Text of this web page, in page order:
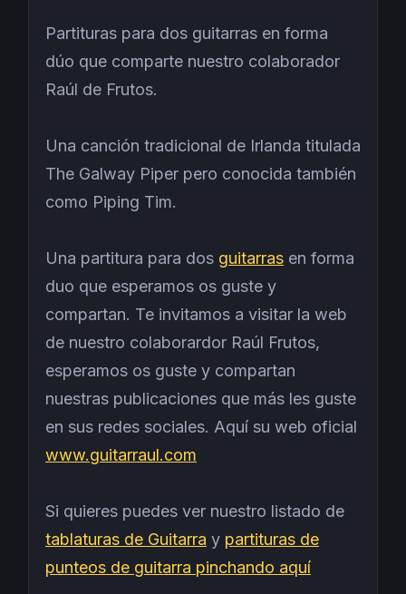
Partituras para dos guitarras en forma
dúo que comparte nuestro colaborador
Raúl de Frutos.
Una canción tradicional de Irlanda titulada
The Galway Piper pero conocida también
como Piping Tim.
Una partitura para dos guitarras en forma
duo que esperamos os guste y
compartan. Te invitamos a visitar la web
de nuestro colaborardor Raúl Frutos,
esperamos os guste y compartan
nuestras publicaciones que más les guste
en sus redes sociales. Aquí su web oficial
www.guitarraul.com
Si quieres puedes ver nuestro listado de
tablaturas de Guitarra y partituras de
punteos de guitarra pinchando aquí